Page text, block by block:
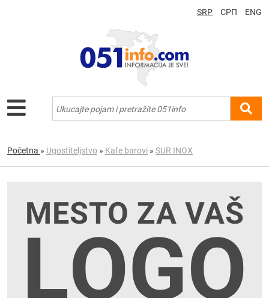
SRP СРП ENG
Početna » Ugostiteljstvo » Kafe barovi » SUR INOX